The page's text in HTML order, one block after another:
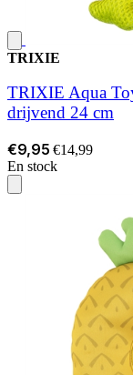
TRIXIE
TRIXIE Aqua
drijvend 24 cm
€9,95 €14,99
En stock